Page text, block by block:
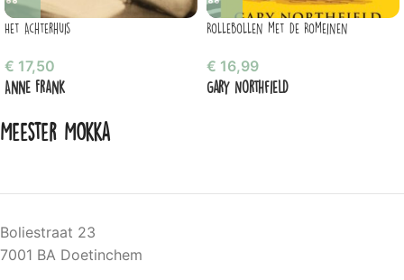
Het Achterhuis
€ 17,50
Anne Frank
Rollebollen met de Romeinen
€ 16,99
Gary Northfield
Meester Mokka
Boliestraat 23
7001 BA Doetinchem